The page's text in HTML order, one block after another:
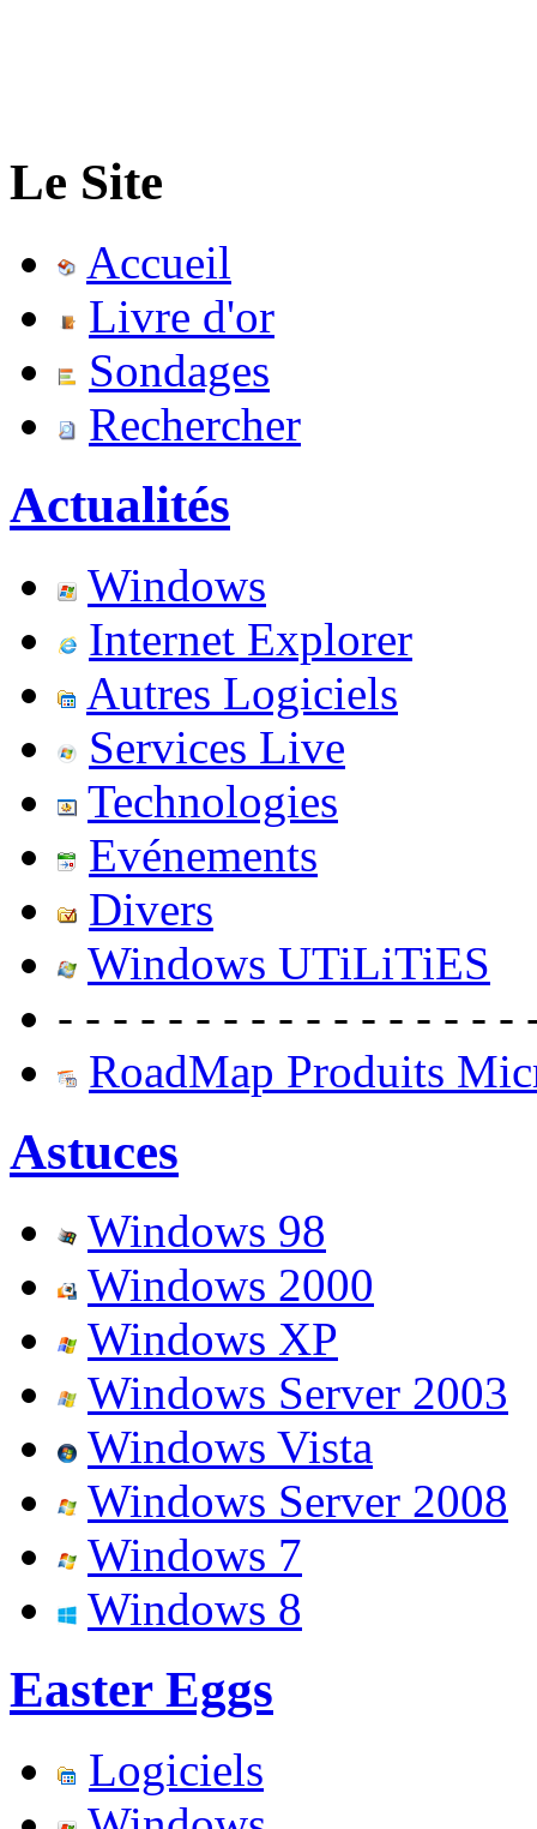
Le Site
Accueil
Livre d'or
Sondages
Rechercher
Actualités
Windows
Internet Explorer
Autres Logiciels
Services Live
Technologies
Evénements
Divers
Windows UTiLiTiES
- - - - - - - - - - - - - - - - -
RoadMap Produits
Astuces
Windows 98
Windows 2000
Windows XP
Windows Server 2003
Windows Vista
Windows Server 2008
Windows 7
Windows 8
Easter Eggs
Logiciels